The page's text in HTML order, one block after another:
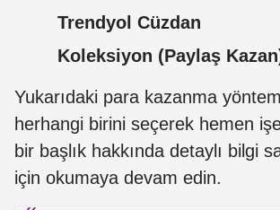
Trendyol Cüzdan
Koleksiyon (Paylaş
Yukarıdaki para kazanma
herhangi birini seçerek hemen
bir başlık hakkında detaylı bilgi
için okumaya devam edin.